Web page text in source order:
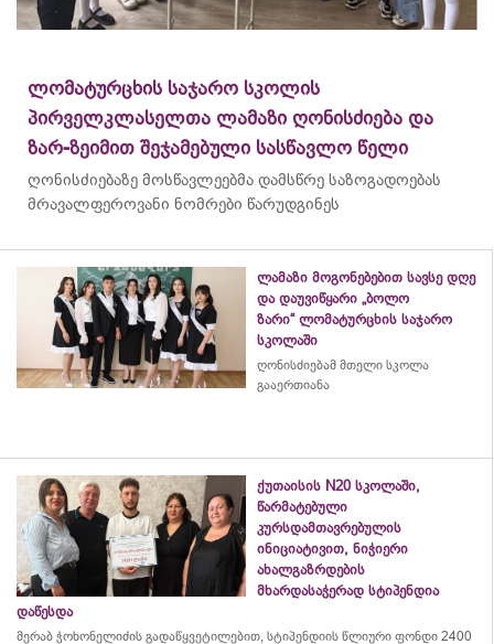
ლომატურცხის საჯარო სკოლის
პირველკლასელთა ლამაზი ღონისძიება და
ზარ-ზეიმით შეჯამებული სასწავლო წელი
ღონისძიებაზე მოსწავლეებმა დამსწრე საზოგადოებას
მრავალფეროვანი ნომრები წარუდგინეს
ლამაზი მოგონებებით სავსე დღე
და დაუვიწყარი „ბოლო
ზარი“ ლომატურცხის საჯარო
სკოლაში
ღონისძიებამ მთელი სკოლა
გააერთიანა
ქუთაისის N20 სკოლაში,
წარმატებული
კურსდამთავრებულის
ინიციატივით, ნიჭიერი
ახალგაზრდების
მხარდასაჭერად სტიპენდია
დაწესდა
მერაბ ჭოხონელიძის გადაწყვეტილებით, სტიპენდიის წლიური ფონდი 2400